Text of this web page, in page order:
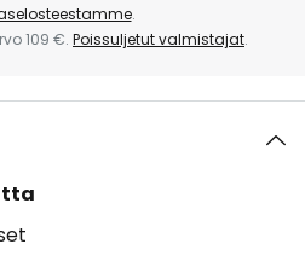
.
109 €. Poissuljetut valmistajat.